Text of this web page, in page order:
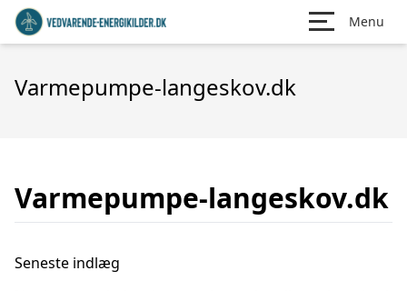
Menu
Varmepumpe-langeskov.dk
Varmepumpe-langeskov.dk
Seneste indlæg